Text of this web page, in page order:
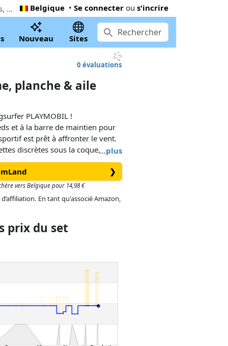
Le moins cher PLAYMOBIL Wingsurfer : homme, planche & aile (71909). Maintenant 9,50 € à Coppens Warenhuis, 5% inférieur le Playmobil prix conseillé Belgique • Se connecter ou s'incrire
Nouveau Sites
0 évaluations
planche & aile
…plus
PLAYMOBIL !
et à la barre de maintien pour
est prêt à affronter le vent.
discrètes sous la coque,
de glisse sur le sol.
imaginaires ou enchaîner les
promet des aventures
Parfait pour les amateurs de
❯
vers Belgique pour 14,98 €
En tant qu'associé Amazon,
prix du set